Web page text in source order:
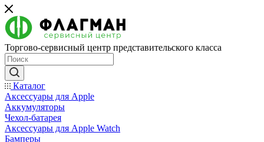
Торгово-сервисный центр представительского класса
Каталог
Аксессуары для Apple
Аккумуляторы
Чехол-батарея
Аксессуары для Apple Watch
Бамперы